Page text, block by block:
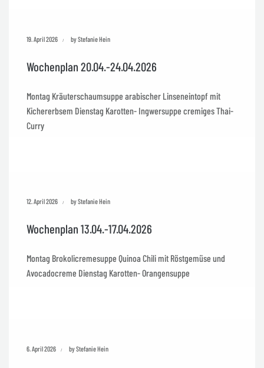
19. April 2026 by Stefanie Hein
Wochenplan 20.04.-24.04.2026
Montag Kräuterschaumsuppe arabischer Linseneintopf mit
Kichererbsem Dienstag Karotten- Ingwersuppe cremiges Thai-
Curry
12. April 2026 by Stefanie Hein
Wochenplan 13.04.-17.04.2026
Montag Brokolicremesuppe Quinoa Chili mit Röstgemüse und
Avocadocreme Dienstag Karotten- Orangensuppe
6. April 2026 by Stefanie Hein